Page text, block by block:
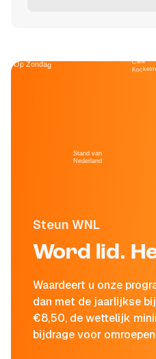
Steun WNL
Word lid.
Waardeert u onze
dan met de jaarlijkse
€8,50, de wettelijk
bijdrage voor
Op Zondag
Stand van
Nederland
Café